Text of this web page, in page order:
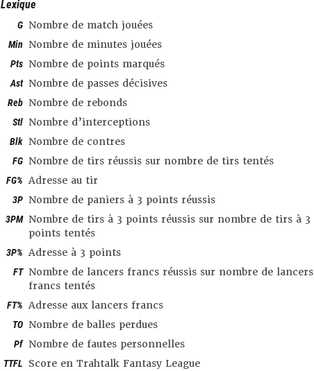
Lexique
G Nombre de match jouées
Min Nombre de minutes jouées
Pts Nombre de points marqués
Ast Nombre de passes décisives
Reb Nombre de rebonds
Stl Nombre d’interceptions
Blk Nombre de contres
FG Nombre de tirs réussis sur nombre de tirs tentés
FG% Adresse au tir
3P Nombre de paniers à 3 points réussis
3PM Nombre de tirs à 3 points réussis sur nombre de tirs à 3
points tentés
3P% Adresse à 3 points
FT Nombre de lancers francs réussis sur nombre de lancers
francs tentés
FT% Adresse aux lancers francs
TO Nombre de balles perdues
Pf Nombre de fautes personnelles
TTFL Score en Trahtalk Fantasy League